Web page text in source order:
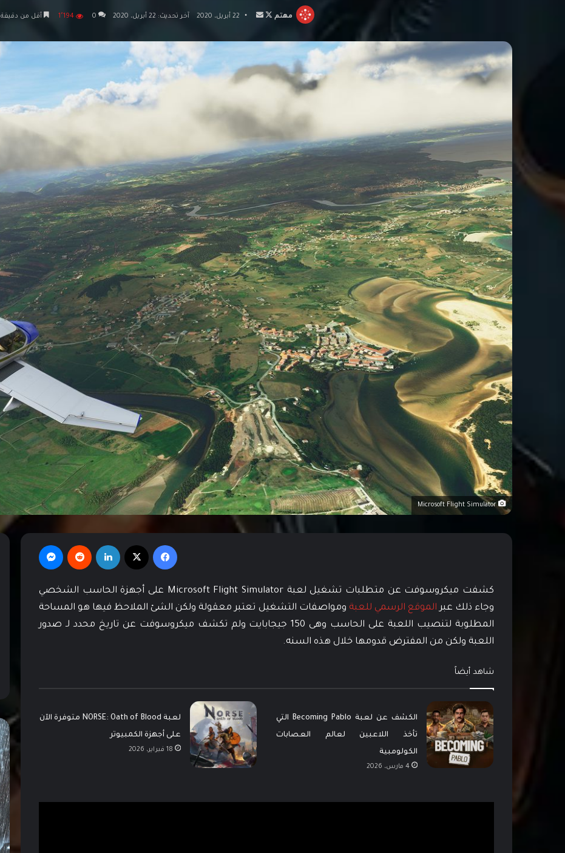
مهتم
تابع أرسل22 أبريل، 2020 آخر تحديث: 22 أبريل، 2020 0 1٬194 أقل من دقيقة
Microsoft Flight Simulator
كشفت ميكروسوفت عن متطلبات تشغيل لعبة Microsoft Flight Simulator على أجهزة الحاسب الشخصي
وجاء ذلك عبر الموقع الرسمي للعبة ومواصفات التشغيل تعتبر معقولة ولكن الشئ الملاحظ فيها هو المساحة
المطلوبة لتنصيب اللعبة على الحاسب وهى 150 جيجابايت ولم تكشف ميكروسوفت عن تاريخ محدد لـ صدور
اللعبة ولكن من المفترض قدومها خلال هذه السنه.
شاهد أيضاً
الكشف عن لعبة Becoming Pablo التي
تأخذ اللاعبين لعالم العصابات
الكولومبية
4 مارس، 2026
لعبة NORSE: Oath of Blood متوفرة الآن
على أجهزة الكمبيوتر
18 فبراير، 2026